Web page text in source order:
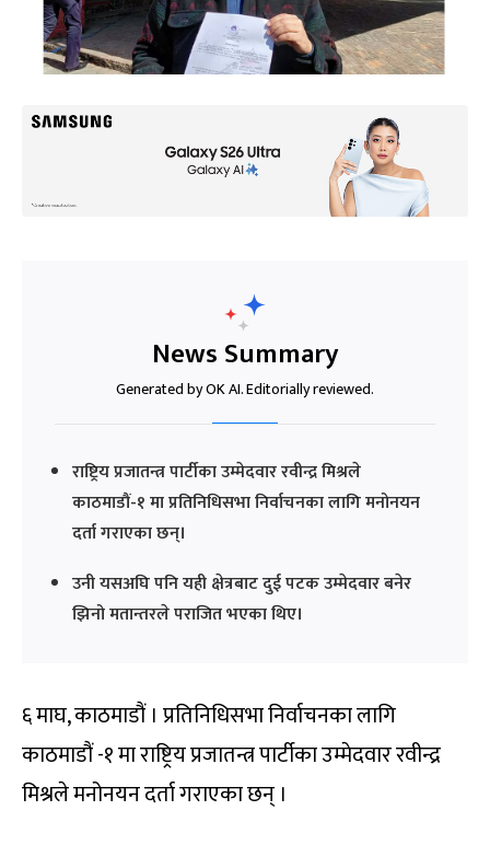
News Summary
Generated by OK AI. Editorially reviewed.
राष्ट्रिय प्रजातन्त्र पार्टीका उम्मेदवार रवीन्द्र मिश्रले
काठमाडौं-१ मा प्रतिनिधिसभा निर्वाचनका लागि मनोनयन
दर्ता गराएका छन्।
उनी यसअघि पनि यही क्षेत्रबाट दुई पटक उम्मेदवार बनेर
झिनो मतान्तरले पराजित भएका थिए।
६ माघ, काठमाडौं । प्रतिनिधिसभा निर्वाचनका लागि
काठमाडौं -१ मा राष्ट्रिय प्रजातन्त्र पार्टीका उम्मेदवार रवीन्द्र
मिश्रले मनोनयन दर्ता गराएका छन् ।